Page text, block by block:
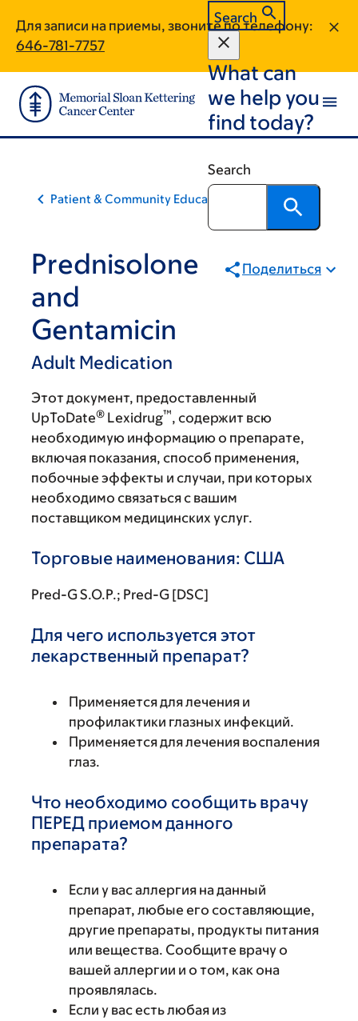
main
content
footer
Для записи на приемы, звоните по телефону:
646-781-7757
Search
What can
we help you
find today?
Search
Patient & Community Education
Prednisolone
and
Gentamicin
Adult Medication
Поделиться
Этот документ, предоставленный
UpToDate® Lexidrug™, содержит всю
необходимую информацию о препарате,
включая показания, способ применения,
побочные эффекты и случаи, при которых
необходимо связаться с вашим
поставщиком медицинских услуг.
Торговые наименования: США
Pred-G S.O.P.; Pred-G [DSC]
Для чего используется этот
лекарственный препарат?
Применяется для лечения и
профилактики глазных инфекций.
Применяется для лечения воспаления
глаз.
Что необходимо сообщить врачу
ПЕРЕД приемом данного
препарата?
Если у вас аллергия на данный
препарат, любые его составляющие,
другие препараты, продукты питания
или вещества. Сообщите врачу о
вашей аллергии и о том, как она
проявлялась.
Если у вас есть любая из